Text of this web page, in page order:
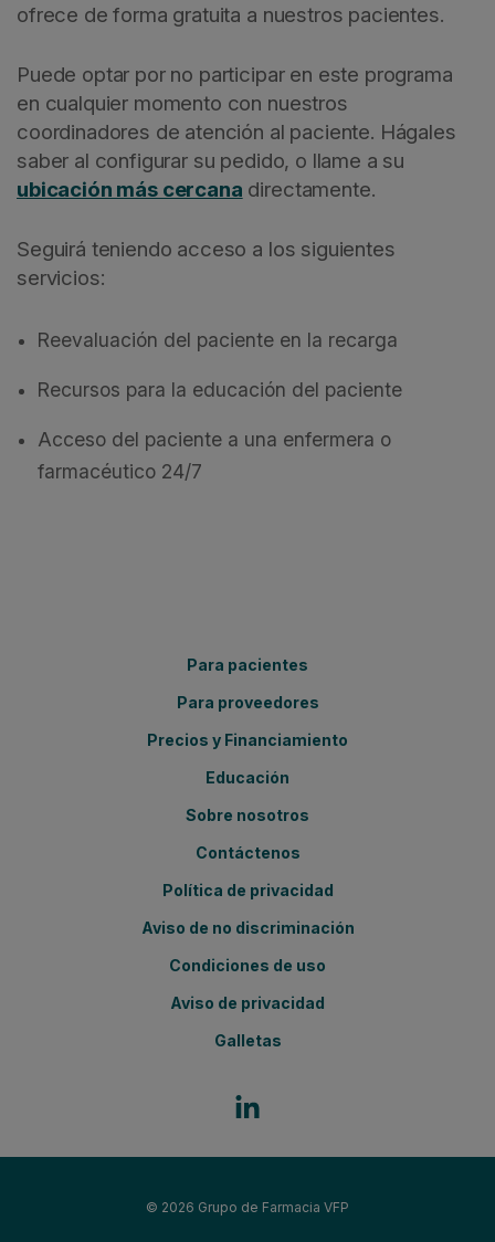
ofrece de forma gratuita a nuestros pacientes.
Puede optar por no participar en este programa
en cualquier momento con nuestros
coordinadores de atención al paciente. Hágales
saber al configurar su pedido, o llame a su
ubicación más cercana directamente.
Seguirá teniendo acceso a los siguientes
servicios:
Reevaluación del paciente en la recarga
Recursos para la educación del paciente
Acceso del paciente a una enfermera o
farmacéutico 24/7
Para pacientes
Para proveedores
Precios y Financiamiento
Educación
Sobre nosotros
Contáctenos
Política de privacidad
Aviso de no discriminación
Condiciones de uso
Aviso de privacidad
Galletas
© 2026 Grupo de Farmacia VFP